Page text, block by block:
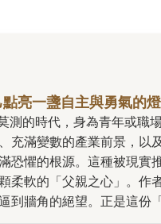
亮一盞自主與勇氣的燈
滿變數的產業前景，以
根源。這種被現實推著走、看不
柔軟的「父親之心」。
到牆角的絕望。正是這份